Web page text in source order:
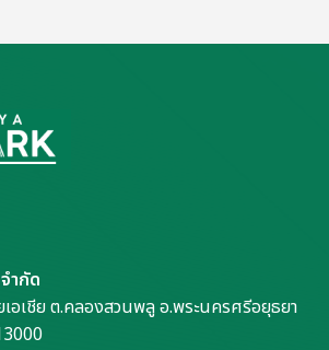
ำกัด
อเชีย ต.คลองสวนพลู อ.พระนครศรีอยุธยา